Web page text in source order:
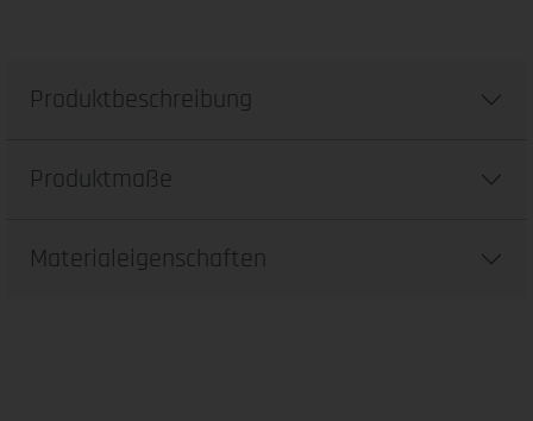
Produktbeschreibung
Produktmaße
Materialeigenschaften